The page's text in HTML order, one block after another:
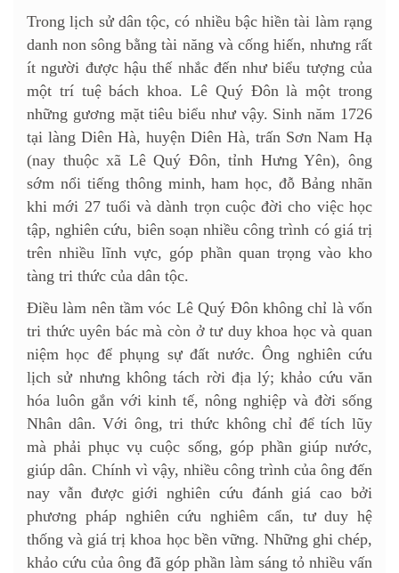
Trong lịch sử dân tộc, có nhiều bậc hiền tài làm rạng
danh non sông bằng tài năng và cống hiến, nhưng rất
ít người được hậu thế nhắc đến như biểu tượng của
một trí tuệ bách khoa. Lê Quý Đôn là một trong
những gương mặt tiêu biểu như vậy. Sinh năm 1726
tại làng Diên Hà, huyện Diên Hà, trấn Sơn Nam Hạ
(nay thuộc xã Lê Quý Đôn, tỉnh Hưng Yên), ông
sớm nổi tiếng thông minh, ham học, đỗ Bảng nhãn
khi mới 27 tuổi và dành trọn cuộc đời cho việc học
tập, nghiên cứu, biên soạn nhiều công trình có giá trị
trên nhiều lĩnh vực, góp phần quan trọng vào kho
tàng tri thức của dân tộc.
Điều làm nên tầm vóc Lê Quý Đôn không chỉ là vốn
tri thức uyên bác mà còn ở tư duy khoa học và quan
niệm học để phụng sự đất nước. Ông nghiên cứu
lịch sử nhưng không tách rời địa lý; khảo cứu văn
hóa luôn gắn với kinh tế, nông nghiệp và đời sống
Nhân dân. Với ông, tri thức không chỉ để tích lũy
mà phải phục vụ cuộc sống, góp phần giúp nước,
giúp dân. Chính vì vậy, nhiều công trình của ông đến
nay vẫn được giới nghiên cứu đánh giá cao bởi
phương pháp nghiên cứu nghiêm cẩn, tư duy hệ
thống và giá trị khoa học bền vững. Những ghi chép,
khảo cứu của ông đã góp phần làm sáng tỏ nhiều vấn